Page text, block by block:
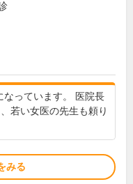
なっています。 医院長
若い女医の先生も頼り
みる